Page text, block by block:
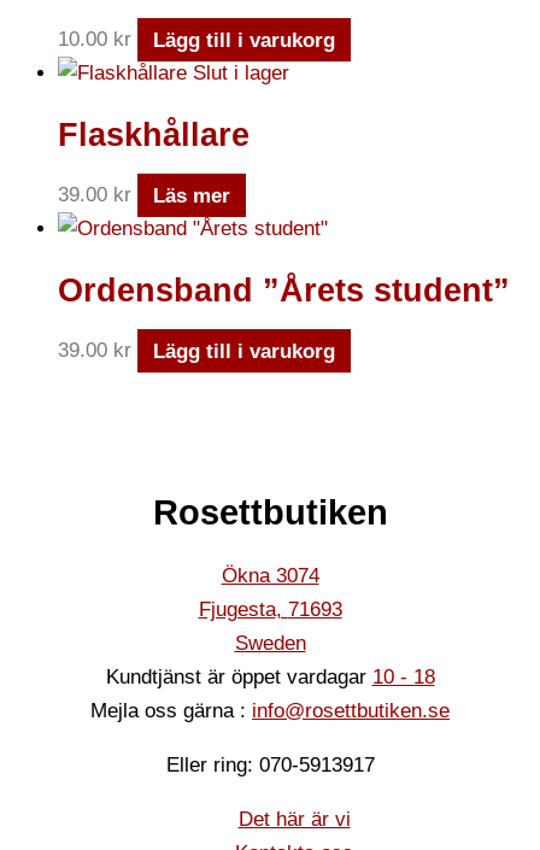
10.00 kr
Lägg till i varukorg
Slut i lager
Flaskhållare
39.00 kr Läs mer
Ordensband ”Årets student”
39.00 kr Lägg till i varukorg
Rosettbutiken
Ökna 3074
Fjugesta, 71693
Sweden
Kundtjänst är öppet vardagar 10 - 18
Mejla oss gärna : info@rosettbutiken.se
Eller ring: 070-5913917
Det här är vi